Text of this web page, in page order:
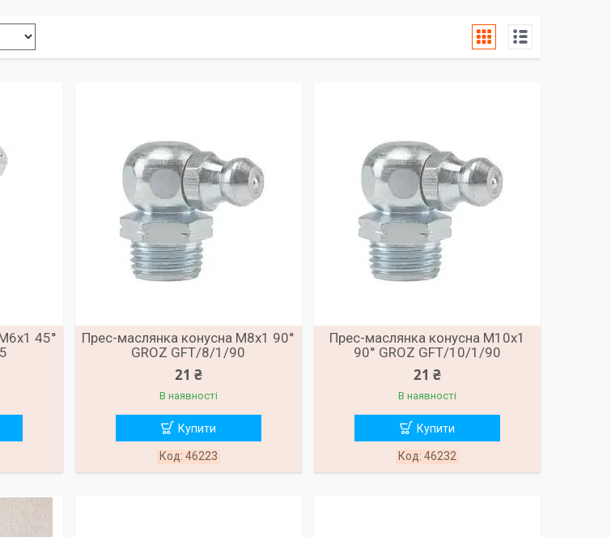
45°
Прес-маслянка конусна M8x1 90°
GROZ GFT/8/1/90
21 ₴
В наявності
Купити
46223
Прес-маслянка конусна M10x1
90° GROZ GFT/10/1/90
21 ₴
В наявності
Купити
46232